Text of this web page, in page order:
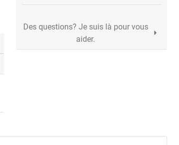
Des questions? Je suis là pour vous
aider.